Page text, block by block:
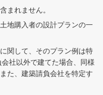
まれません。
地購入者の設計プランの一
関して、そのプラン例は特
社以外で建てた場合、同様
た、建築請負会社を特定す